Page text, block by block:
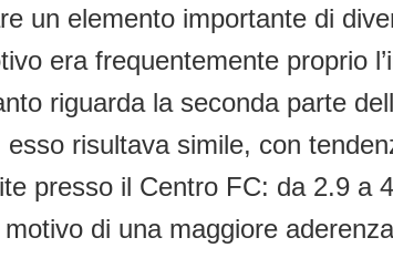
un elemento importante di
era frequentemente proprio
riguarda la seconda parte
risultava simile, con
presso il Centro FC: da 2.9 a
di una maggiore